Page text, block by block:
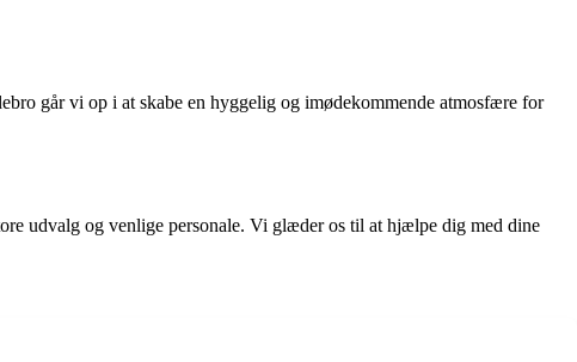
går vi op i at skabe en hyggelig og imødekommende atmosfære for
udvalg og venlige personale. Vi glæder os til at hjælpe dig med dine